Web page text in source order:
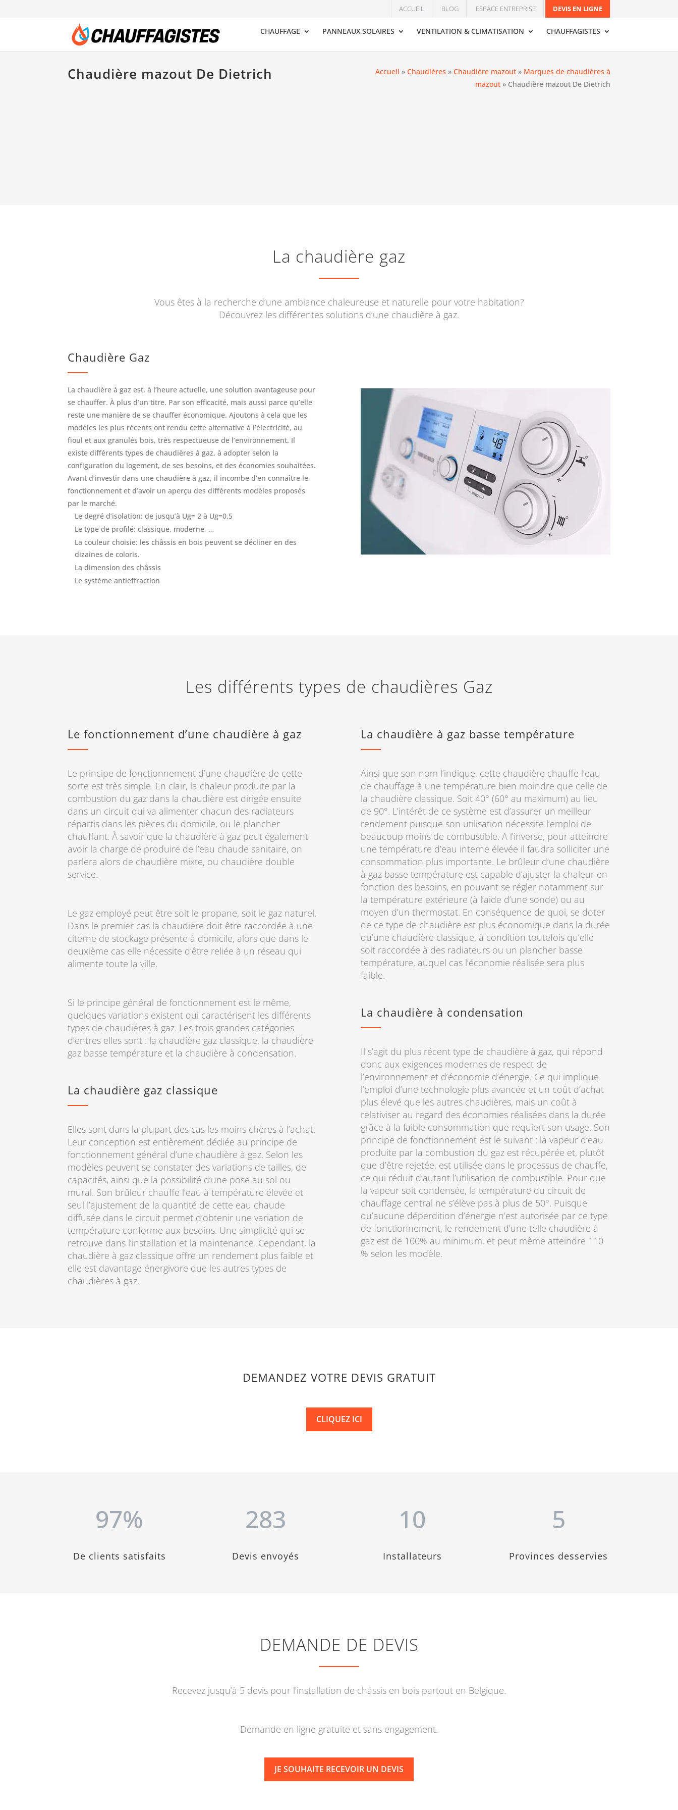
ACCUEIL BLOG ESPACE ENTREPRISE DEVIS EN LIGNE
CHAUFFAGE PANNEAUX SOLAIRES VENTILATION & CLIMATISATION CHAUFFAGISTES
Chaudière mazout De Dietrich Accueil » Chaudières » Chaudière mazout» Marques de chaudières à
mazout» Chaudière mazout De Dietrich
La chaudière gaz
Vous êtes à la recherche d’une ambiance chaleureuse et naturelle pour votre habitation?
Découvrez les différentes solutions d’une chaudière à gaz.
Chaudière Gaz
La chaudière à gaz est, à l’heure actuelle, une solution avantageuse pour
se chauffer. À plus d’un titre. Par son efficacité, mais aussi parce qu’elle
reste une manière de se chauffer économique. Ajoutons à cela que les
modèles les plus récents ont rendu cette alternative à l’électricité, au
fioul et aux granulés bois, très respectueuse de l’environnement. Il
existe différents types de chaudières à gaz, à adopter selon la
configuration du logement, de ses besoins, et des économies souhaitées.
Avant d’investir dans une chaudière à gaz, il incombe d’en connaître le
fonctionnement et d’avoir un aperçu des différents modèles proposés
par le marché.
Le degré d’isolation: de jusqu’à Ug= 2 à Ug=0,5
Le type de profilé: classique, moderne, …
La couleur choisie: les châssis en bois peuvent se décliner en des
dizaines de coloris.
La dimension des châssis
Le système antieffraction
Les différents types de chaudières Gaz
Le fonctionnement d’une chaudière à gaz
Le principe de fonctionnement d’une chaudière de cette
sorte est très simple. En clair, la chaleur produite par la
combustion du gaz dans la chaudière est dirigée ensuite
dans un circuit qui va alimenter chacun des radiateurs
répartis dans les pièces du domicile, ou le plancher
chauffant. À savoir que la chaudière à gaz peut également
avoir la charge de produire de l’eau chaude sanitaire, on
parlera alors de chaudière mixte, ou chaudière double
service.
Le gaz employé peut être soit le propane, soit le gaz naturel.
Dans le premier cas la chaudière doit être raccordée à une
citerne de stockage présente à domicile, alors que dans le
deuxième cas elle nécessite d’être reliée à un réseau qui
alimente toute la ville.
Si le principe général de fonctionnement est le même,
quelques variations existent qui caractérisent les différents
types de chaudières à gaz. Les trois grandes catégories
d’entres elles sont : la chaudière gaz classique, la chaudière
gaz basse température et la chaudière à condensation.
La chaudière gaz classique
Elles sont dans la plupart des cas les moins chères à l’achat.
Leur conception est entièrement dédiée au principe de
fonctionnement général d’une chaudière à gaz. Selon les
modèles peuvent se constater des variations de tailles, de
capacités, ainsi que la possibilité d’une pose au sol ou
mural. Son brûleur chauffe l’eau à température élevée et
seul l’ajustement de la quantité de cette eau chaude
diffusée dans le circuit permet d’obtenir une variation de
température conforme aux besoins. Une simplicité qui se
retrouve dans l’installation et la maintenance. Cependant, la
chaudière à gaz classique offre un rendement plus faible et
elle est davantage énergivore que les autres types de
chaudières à gaz.
La chaudière à gaz basse température
Ainsi que son nom l’indique, cette chaudière chauffe l’eau
de chauffage à une température bien moindre que celle de
la chaudière classique. Soit 40° (60° au maximum) au lieu
de 90°. L’intérêt de ce système est d’assurer un meilleur
rendement puisque son utilisation nécessite l’emploi de
beaucoup moins de combustible. A l’inverse, pour atteindre
une température d’eau interne élevée il faudra solliciter une
consommation plus importante. Le brûleur d’une chaudière
à gaz basse température est capable d’ajuster la chaleur en
fonction des besoins, en pouvant se régler notamment sur
la température extérieure (à l’aide d’une sonde) ou au
moyen d’un thermostat. En conséquence de quoi, se doter
de ce type de chaudière est plus économique dans la durée
qu’une chaudière classique, à condition toutefois qu’elle
soit raccordée à des radiateurs ou un plancher basse
température, auquel cas l’économie réalisée sera plus
faible.
La chaudière à condensation
Il s’agit du plus récent type de chaudière à gaz, qui répond
donc aux exigences modernes de respect de
l’environnement et d’économie d’énergie. Ce qui implique
l’emploi d’une technologie plus avancée et un coût d’achat
plus élevé que les autres chaudières, mais un coût à
relativiser au regard des économies réalisées dans la durée
grâce à la faible consommation que requiert son usage. Son
principe de fonctionnement est le suivant : la vapeur d’eau
produite par la combustion du gaz est récupérée et, plutôt
que d’être rejetée, est utilisée dans le processus de chauffe,
ce qui réduit d’autant l’utilisation de combustible. Pour que
la vapeur soit condensée, la température du circuit de
chauffage central ne s’élève pas à plus de 50°. Puisque
qu’aucune déperdition d’énergie n’est autorisée par ce type
de fonctionnement, le rendement d’une telle chaudière à
gaz est de 100% au minimum, et peut même atteindre 110
% selon les modèle.
DEMANDEZ VOTRE DEVIS GRATUIT
CLIQUEZ ICI
97%
De clients satisfaits
283
Devis envoyés
10
Installateurs
5
Provinces desservies
DEMANDE DE DEVIS
Recevez jusqu’à 5 devis pour l’installation de châssis en bois partout en Belgique.
Demande en ligne gratuite et sans engagement.
JE SOUHAITE RECEVOIR UN DEVIS